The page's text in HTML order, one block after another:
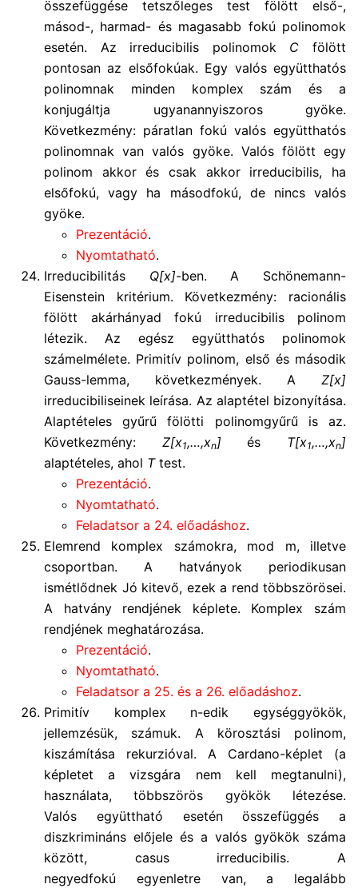
összefüggése tetszőleges test fölött első-,
másod-, harmad- és magasabb fokú polinomok
esetén. Az irreducibilis polinomok C fölött
pontosan az elsőfokúak. Egy valós együtthatós
polinomnak minden komplex szám és a
konjugáltja ugyanannyiszoros gyöke.
Következmény: páratlan fokú valós együtthatós
polinomnak van valós gyöke. Valós fölött egy
polinom akkor és csak akkor irreducibilis, ha
elsőfokú, vagy ha másodfokú, de nincs valós
gyöke.
Prezentáció.
Nyomtatható.
Irreducibilitás Q[x]-ben. A Schönemann-
Eisenstein kritérium. Következmény: racionális
fölött akárhányad fokú irreducibilis polinom
létezik. Az egész együtthatós polinomok
számelmélete. Primitív polinom, első és második
Gauss-lemma, következmények. A Z[x]
irreducibiliseinek leírása. Az alaptétel bizonyítása.
Alaptételes gyűrű fölötti polinomgyűrű is az.
Következmény: Z[x1,…,xn] és T[x1,…,xn]
alaptételes, ahol Ttest.
Prezentáció.
Nyomtatható.
Feladatsor a 24. előadáshoz.
Elemrend komplex számokra, mod m, illetve
csoportban. A hatványok periodikusan
ismétlődnek Jó kitevő, ezek a rend többszörösei.
A hatvány rendjének képlete. Komplex szám
rendjének meghatározása.
Prezentáció.
Nyomtatható.
Feladatsor a 25. és a 26. előadáshoz.
Primitív komplex n-edik egységgyökök,
jellemzésük, számuk. A körosztási polinom,
kiszámítása rekurzióval. A Cardano-képlet (a
képletet a vizsgára nem kell megtanulni),
használata, többszörös gyökök létezése.
Valós együttható esetén összefüggés a
diszkrimináns előjele és a valós gyökök száma
között, casus irreducibilis. A
negyedfokú egyenletre van, a legalább